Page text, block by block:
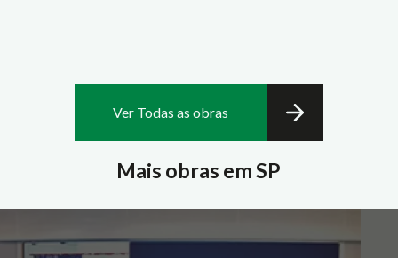
Mais obras em SP
Ver Todas as obras